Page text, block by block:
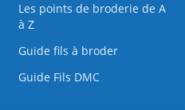
Les points de broderie de A
à Z
Guide fils à broder
Guide Fils DMC